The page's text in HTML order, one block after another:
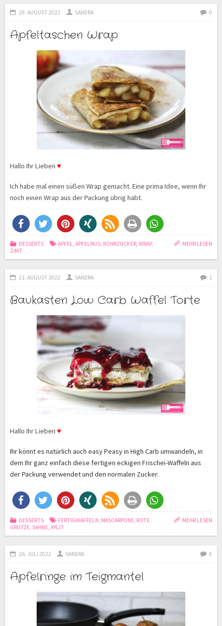
29. AUGUST 2022 SANDRA 0
Apfeltaschen Wrap
Hallo Ihr Lieben ♥
Ich habe mal einen süßen Wrap gemacht. Eine prima Idee, wenn Ihr
noch einen Wrap aus der Packung übrig habt.
MEHR LESEN
DESSERTS APFEL,APFELMUS, ROHRZUCKER,WRAP,
ZIMT
21. AUGUST 2022 SANDRA 1
Baukasten Low Carb Waffel Torte
Hallo Ihr Lieben ♥
Ihr könnt es natürlich auch easy Peasy in High Carb umwandeln, in
dem Ihr ganz einfach diese fertigen eckigen Frischei-Waffeln aus
der Packung verwendet und den normalen Zucker.
MEHR LESEN
DESSERTS FERTIGWAFFELN, MASCARPONE, ROTE
GRÜTZE, SAHNE, XYLIT
26. JULI 2022 SANDRA 0
Apfelringe im Teigmantel